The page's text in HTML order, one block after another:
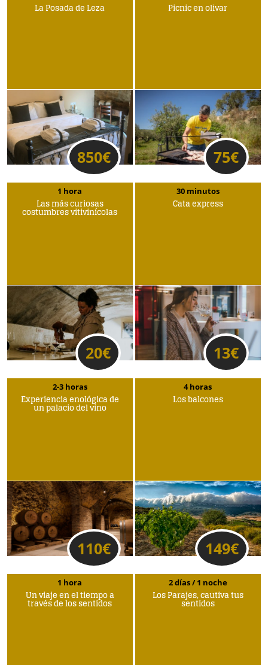
Picnic en olivar
75€
La Posada de Leza
850€
1 hora
Las más curiosas
costumbres vitivinícolas
20€
30 minutos
Cata express
13€
2-3 horas
Experiencia enológica de
un palacio del vino
110€
4 horas
Los balcones
149€
1 hora
Un viaje en el tiempo a
través de los sentidos
2 días / 1 noche
Los Parajes, cautiva tus
sentidos